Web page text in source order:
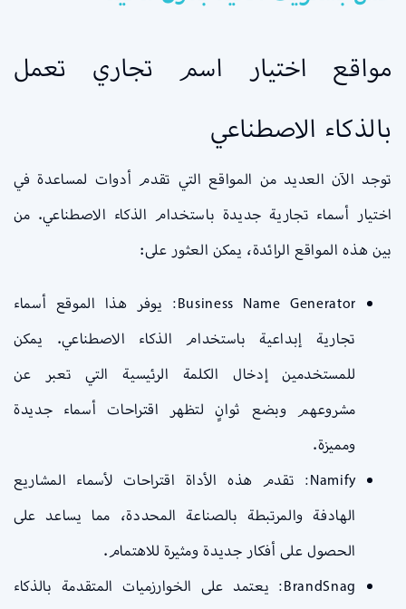
مواقع اختيار اسم تجاري تعمل
بالذكاء الاصطناعي
توجد الآن العديد من المواقع التي تقدم أدوات لمساعدة في
اختيار أسماء تجارية جديدة باستخدام الذكاء الاصطناعي. من
بين هذه المواقع الرائدة، يمكن العثور على:
Business Name Generator: يوفر هذا الموقع أسماء
تجارية إبداعية باستخدام الذكاء الاصطناعي. يمكن
للمستخدمين إدخال الكلمة الرئيسية التي تعبر عن
مشروعهم وبضع ثوانٍ لتظهر اقتراحات أسماء جديدة
ومميزة.
Namify: تقدم هذه الأداة اقتراحات لأسماء المشاريع
الهادفة والمرتبطة بالصناعة المحددة، مما يساعد على
الحصول على أفكار جديدة ومثيرة للاهتمام.
BrandSnag: يعتمد على الخوارزميات المتقدمة بالذكاء